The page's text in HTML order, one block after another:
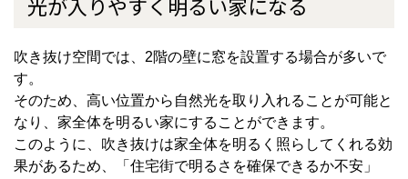
吹き抜け空間では、2階の壁に窓を設置する場合が多いで
す。
そのため、高い位置から自然光を取り入れることが可能と
なり、家全体を明るい家にすることができます。
このように、吹き抜けは家全体を明るく照らしてくれる効
果があるため、「住宅街で明るさを確保できるか不安」